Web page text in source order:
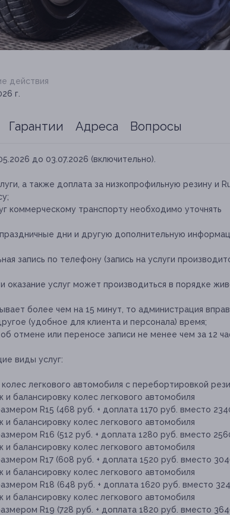
действия
г.
Гарантии Адреса Вопросы
до 03.07.2026 (включительно).
а также доплата за низкопрофильную резину и
коммерческому транспорту необходимо уточнять
дни и другую дополнительную
запись по телефону (запись на услуги
оказание услуг может производиться в порядке
более чем на 15 минут, то администрация
(удобное для клиента и персонала) время;
отмене или переносе записи не менее чем за 12
виды услуг:
легкового автомобиля с перебортировкой
балансировку колес легкового автомобиля
R15 (468 руб. + доплата 1170 руб. вместо
балансировку колес легкового автомобиля
R16 (512 руб. + доплата 1280 руб. вместо
балансировку колес легкового автомобиля
R17 (608 руб. + доплата 1520 руб. вместо
балансировку колес легкового автомобиля
R18 (648 руб. + доплата 1620 руб. вместо
балансировку колес легкового автомобиля
R19 (728 руб. + доплата 1820 руб. вместо